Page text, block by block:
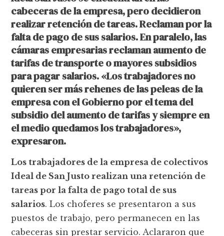
cabeceras de la empresa, pero decidieron
realizar retención de tareas. Reclaman por la
falta de pago de sus salarios. En paralelo, las
cámaras empresarias reclaman aumento de
tarifas de transporte o mayores subsidios
para pagar salarios. «Los trabajadores no
quieren ser más rehenes de las peleas de la
empresa con el Gobierno por el tema del
subsidio del aumento de tarifas y siempre en
el medio quedamos los trabajadores»,
expresaron.
Los trabajadores de la empresa de colectivos
Ideal de San Justo realizan una retención de
tareas por la falta de pago total de sus
salarios. Los choferes se presentaron a sus
puestos de trabajo, pero permanecen en las
cabeceras sin prestar servicio. Aclararon que